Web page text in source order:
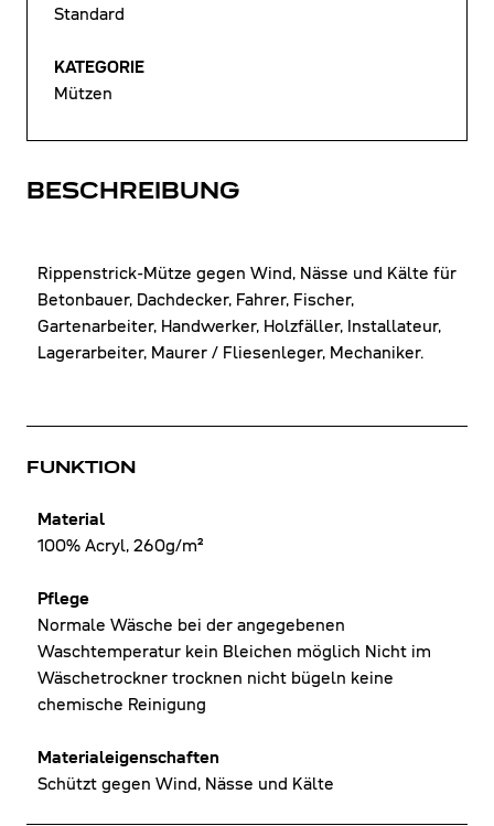
BESCHREIBUNG
Rippenstrick-Mütze gegen Wind, Nässe und Kälte für
Betonbauer, Dachdecker, Fahrer, Fischer,
Gartenarbeiter, Handwerker, Holzfäller, Installateur,
Lagerarbeiter, Maurer / Fliesenleger, Mechaniker.
FUNKTION
Material
100% Acryl, 260g/m²
Pflege
Normale Wäsche bei der angegebenen
Waschtemperatur kein Bleichen möglich Nicht im
Wäschetrockner trocknen nicht bügeln keine
chemische Reinigung
Materialeigenschaften
Schützt gegen Wind, Nässe und Kälte
Standard
KATEGORIE
Mützen